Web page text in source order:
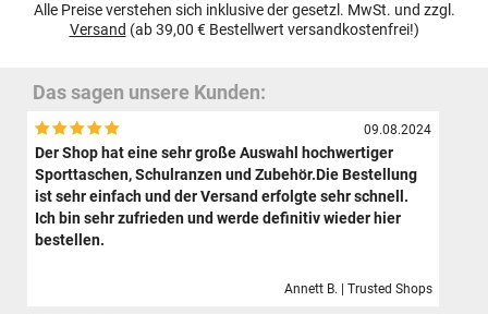
Alle Preise verstehen sich inklusive der gesetzl. MwSt. und zzgl.
Versand (ab 39,00 € Bestellwert versandkostenfrei!)
Das sagen unsere Kunden:
09.08.2024
Der Shop hat eine sehr große Auswahl hochwertiger
Sporttaschen, Schulranzen und Zubehör.Die Bestellung
ist sehr einfach und der Versand erfolgte sehr schnell.
Ich bin sehr zufrieden und werde definitiv wieder hier
bestellen.
Annett B. | Trusted Shops